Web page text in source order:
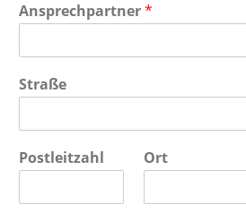
Ansprechpartner*
Straße
Postleitzahl Ort